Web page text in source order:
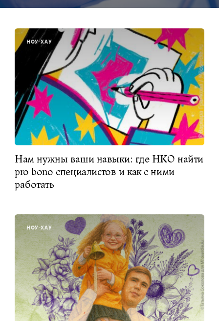
НОУ-ХАУ
Нам нужны ваши навыки: где НКО найти
pro bono специалистов и как с ними
работать
НОУ-ХАУ